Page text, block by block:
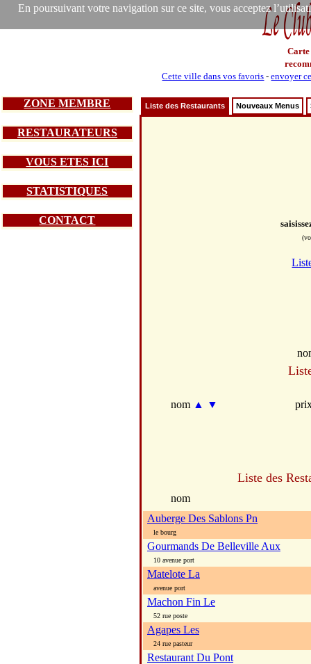
En poursuivant votre navigation sur ce site, vous acceptez
Carte
Cette ville dans vos favoris -envoyer
ZONE MEMBRE
RESTAURATEURS
VOUS ETES ICI
STATISTIQUES
CONTACT
Liste des Restaurants Nouveaux Menus
nom ▲ ▼
Liste des
nom
Auberge Des Sablons Pn
le bourg
Gourmands De Belleville Aux
10 avenue port
Matelote La
avenue port
Machon Fin Le
52 rue poste
Agapes Les
24 rue pasteur
Restaurant Du Pont